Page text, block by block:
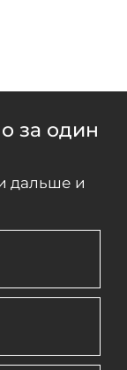
за один
дальше и